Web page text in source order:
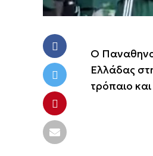
Ο
Ελλάδας
τρόπαιο